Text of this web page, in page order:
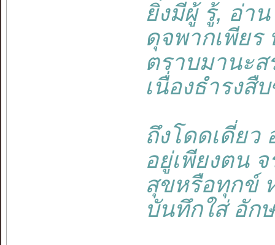
ยิ่งมีผู้ รู้, อ่าน
ดุจพากเพียร
ตราบมานะสร้
เนื่องธำรงสืบ
ถึงโดดเดี่ยว
อยู่เพียงตน จ
สุขหรือทุกข์
บันทึกใส่ อักษ